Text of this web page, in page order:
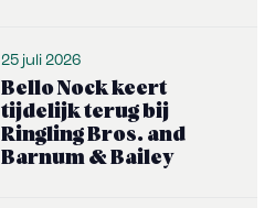
25 juli 2026
Bello Nock keert
tijdelijk terug bij
Ringling Bros. and
Barnum & Bailey